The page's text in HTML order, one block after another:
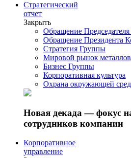
Стратегический
отчет
Закрыть
Обращение
Обращение Президента
Стратегия Группы
Мировой рынок металлов
Бизнес Группы
Корпоративная культура
Охрана окружающей
Новая декада — фокус
сотрудников компании
Корпоративное
управление